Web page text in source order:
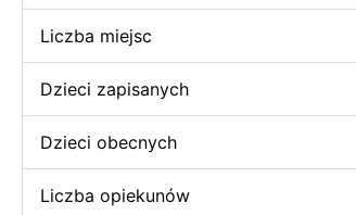
Liczba miejsc
Dzieci zapisanych
Dzieci obecnych
Liczba opiekunów